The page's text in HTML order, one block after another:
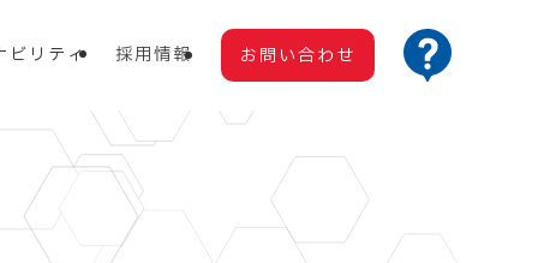
ビリティ 採用情報 お問い合わせ